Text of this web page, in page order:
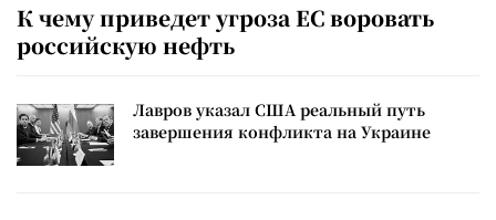
К чему приведет угроза ЕС воровать
российскую нефть
Лавров указал США реальный путь
завершения конфликта на Украине